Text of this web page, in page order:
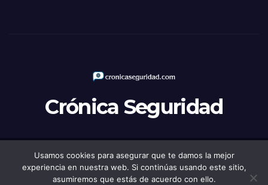
Crónica Seguridad
Funciona gracias a WordPress|Tema: Newsup deThemeansar
Usamos cookies para asegurar que te damos la mejor
experiencia en nuestra web. Si continúas usando este sitio,
asumiremos que estás de acuerdo con ello.